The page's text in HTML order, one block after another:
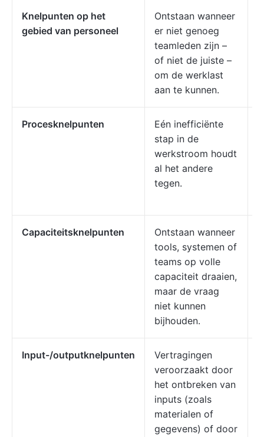
Knelpunten op het
gebied van personeel
Ontstaan wanneer
er niet genoeg
teamleden zijn –
of niet de juiste –
om de werklast
aan te kunnen.
Procesknelpunten
Eén inefficiënte
stap in de
werkstroom houdt
al het andere
tegen.
Capaciteitsknelpunten
Ontstaan wanneer
tools, systemen of
teams op volle
capaciteit draaien,
maar de vraag
niet kunnen
bijhouden.
Input-/outputknelpunten
Vertragingen
veroorzaakt door
het ontbreken van
inputs (zoals
materialen of
gegevens) of door